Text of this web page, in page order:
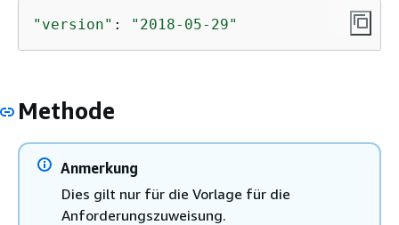
"version" : "2018-05-29"
Methode
Anmerkung
Dies gilt nur für die Vorlage für die
Anforderungszuweisung.